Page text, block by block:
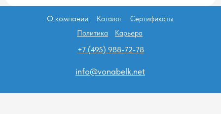
О компании
Карьера
Сертификаты
Каталог
Политика
+7 (495) 988-72-78
info@vonabelk.net
ООО "ПАКО" ИНН/КПП